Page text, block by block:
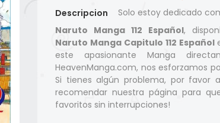
Descripcion
Solo estoy dedicado
Naruto Manga 112 Español,
Naruto Manga Capitulo 112 Español
este apasionante Manga
HeavenManga.com, nos esforzamos
Si tienes algún problema, por favor
recomendar nuestra página para
favoritos sin interrupciones!